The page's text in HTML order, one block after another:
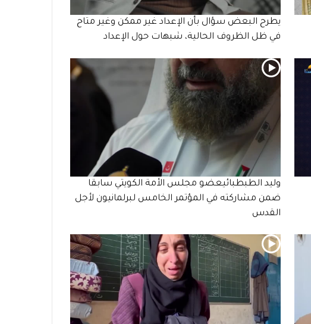
يطرح البعض سؤال بأن الإعداد غير ممكن وغير متاح
في ظل الظروف الحالية، شبهات حول الإعداد
وليد الطبطبائيعضو مجلس الأمة الكويتي سابقا
ضمن مشاركته في المؤتمر الخامس لبرلمانيون لأجل
القدس